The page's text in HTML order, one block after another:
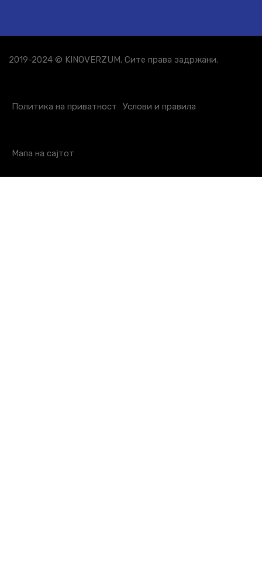
2019-2024 © KINOVERZUM. Сите права задржани.
Политика на приватност Услови и правила
Мапа на сајтот